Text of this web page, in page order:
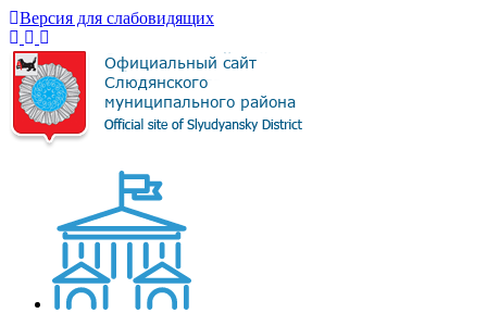
Версия для слабовидящих